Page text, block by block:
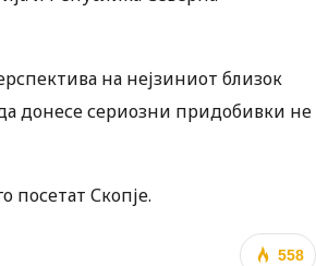
на нејзиниот близок
донесе сериозни придобивки не
посетат Скопје.
558